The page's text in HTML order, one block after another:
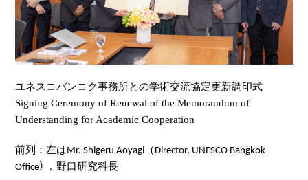
ユネスコバンコク事務所との学術交流協定更新調印式
Signing Ceremony of Renewal of the Memorandum of
Understanding for Academic Cooperation
前列：左は Mr. Shigeru Aoyagi （ Director, UNESCO Bangkok
Office） ,野口研究科長